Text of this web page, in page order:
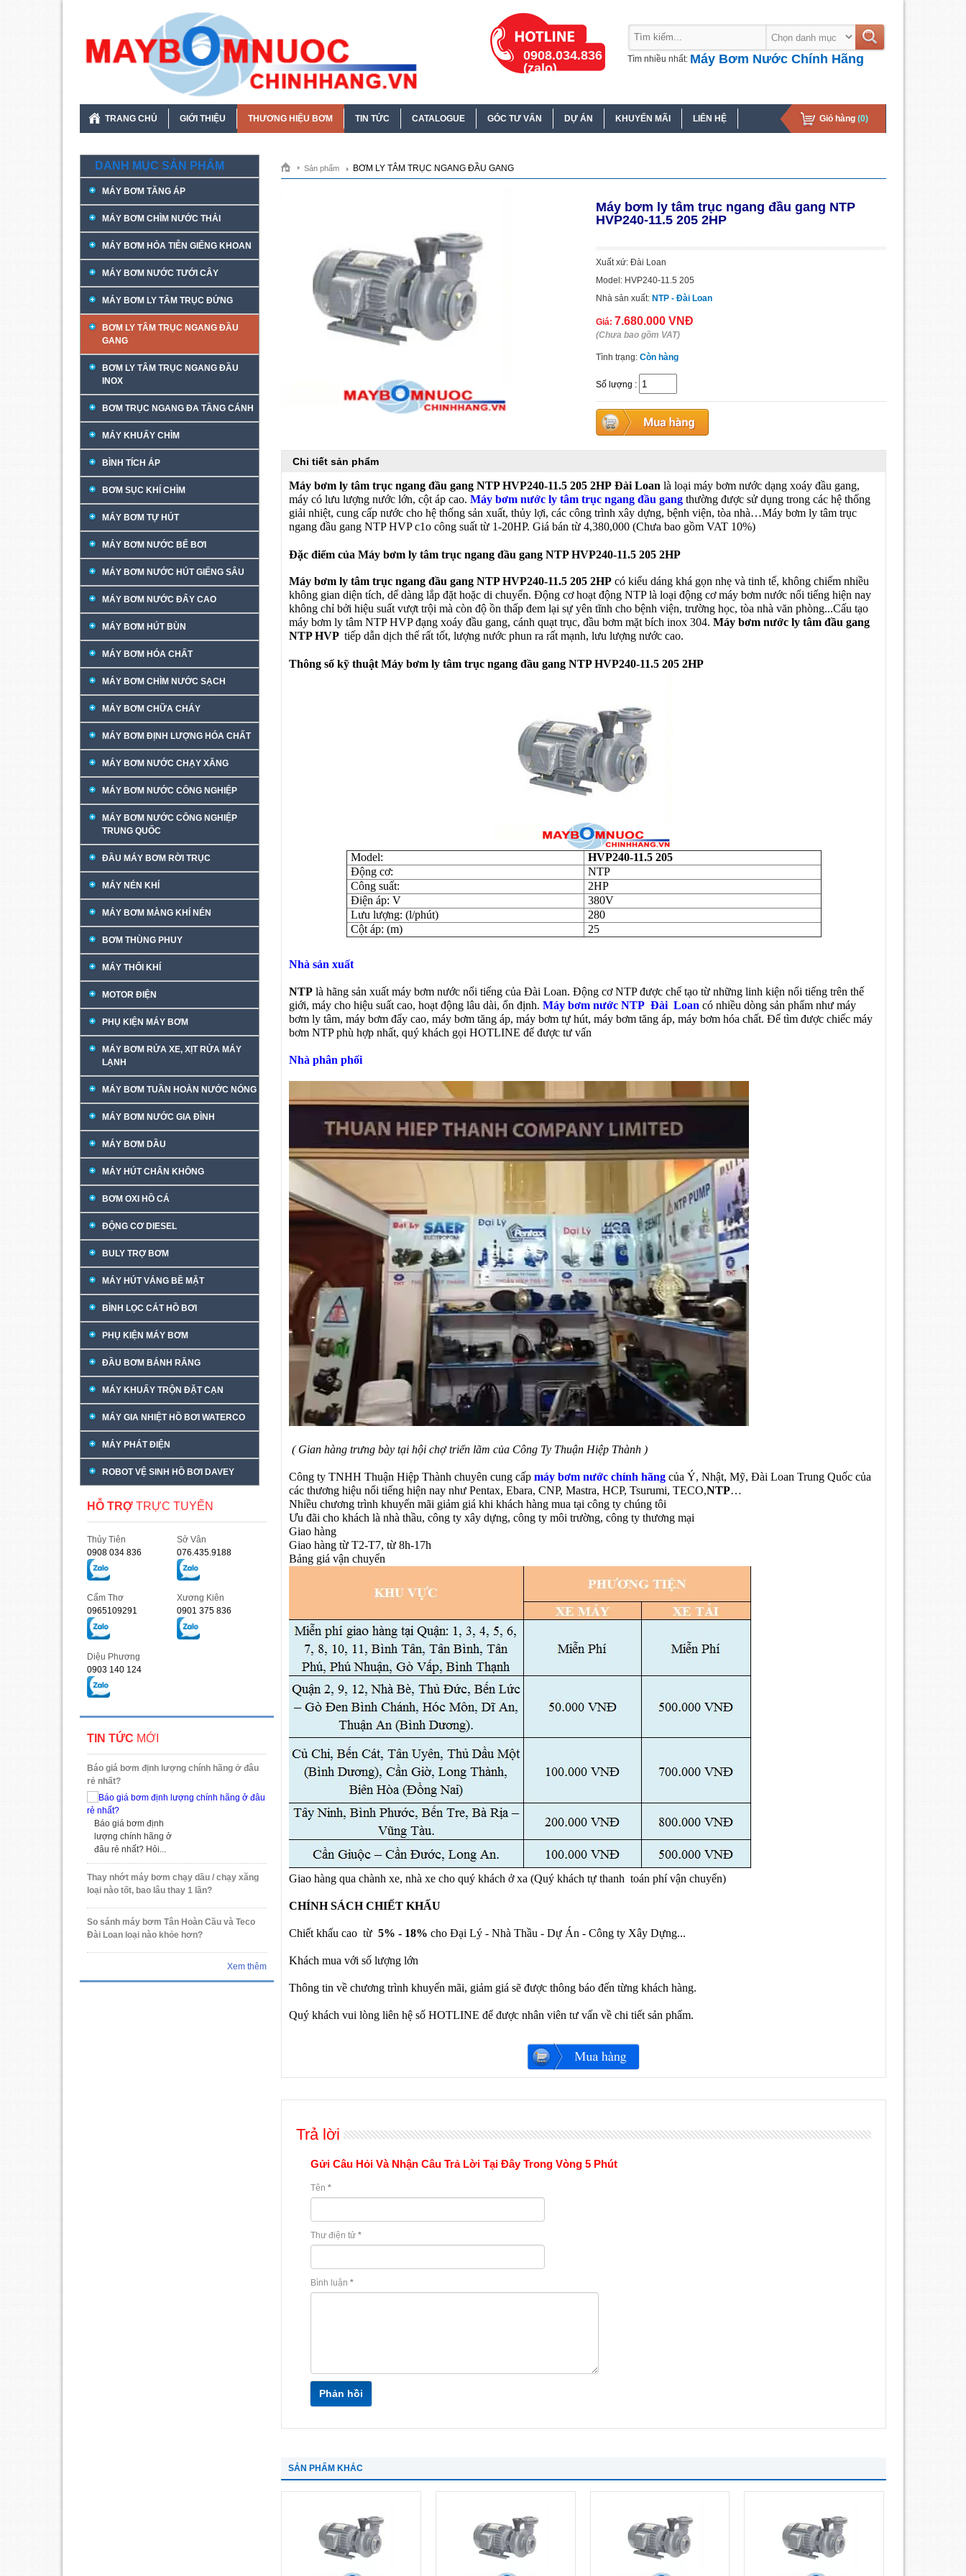
Tìm nhiều nhất: Máy Bơm Nước Chính Hãng
0908.034.836
(zalo)
TRANG CHỦ GIỚI THIỆU THƯƠNG HIỆU BƠM TIN TỨC CATALOGUE GÓC TƯ VẤN DỰ ÁN KHUYẾN MÃI LIÊN HỆ Giỏ hàng (0)
DANH MỤC SẢN PHẨM
MÁY BƠM TĂNG ÁP
MÁY BƠM CHÌM NƯỚC THẢI
MÁY BƠM HỎA TIỄN GIẾNG KHOAN
MÁY BƠM NƯỚC TƯỚI CÂY
MÁY BƠM LY TÂM TRỤC ĐỨNG
BƠM LY TÂM TRỤC NGANG ĐẦU
GANG
BƠM LY TÂM TRỤC NGANG ĐẦU
INOX
BƠM TRỤC NGANG ĐA TẦNG CÁNH
MÁY KHUẤY CHÌM
BÌNH TÍCH ÁP
BƠM SỤC KHÍ CHÌM
MÁY BƠM TỰ HÚT
MÁY BƠM NƯỚC BỂ BƠI
MÁY BƠM NƯỚC HÚT GIẾNG SÂU
MÁY BƠM NƯỚC ĐẨY CAO
MÁY BƠM HÚT BÙN
MÁY BƠM HÓA CHẤT
MÁY BƠM CHÌM NƯỚC SẠCH
MÁY BƠM CHỮA CHÁY
MÁY BƠM ĐỊNH LƯỢNG HÓA CHẤT
MÁY BƠM NƯỚC CHẠY XĂNG
MÁY BƠM NƯỚC CÔNG NGHIỆP
MÁY BƠM NƯỚC CÔNG NGHIỆP
TRUNG QUỐC
ĐẦU MÁY BƠM RỜI TRỤC
MÁY NÉN KHÍ
MÁY BƠM MÀNG KHÍ NÉN
BƠM THÙNG PHUY
MÁY THỔI KHÍ
MOTOR ĐIỆN
PHỤ KIỆN MÁY BƠM
MÁY BƠM RỬA XE, XỊT RỬA MÁY
LẠNH
MÁY BƠM TUẦN HOÀN NƯỚC NÓNG
MÁY BƠM NƯỚC GIA ĐÌNH
MÁY BƠM DẦU
MÁY HÚT CHÂN KHÔNG
BƠM OXI HỒ CÁ
ĐỘNG CƠ DIESEL
BULY TRỢ BƠM
MÁY HÚT VÁNG BỀ MẶT
BÌNH LỌC CÁT HỒ BƠI
PHỤ KIỆN MÁY BƠM
ĐẦU BƠM BÁNH RĂNG
MÁY KHUẤY TRỘN ĐẶT CẠN
MÁY GIA NHIỆT HỒ BƠI WATERCO
MÁY PHÁT ĐIỆN
ROBOT VỆ SINH HỒ BƠI DAVEY
HỖ TRỢ TRỰC TUYẾN
Thủy Tiên
0908 034 836
Sở Vân
076.435.9188
Cẩm Thơ
0965109291
Xương Kiên
0901 375 836
Diệu Phương
0903 140 124
TIN TỨC MỚI
Báo giá bơm định lượng chính hãng ở đâu
rẻ nhất?
Báo giá bơm định
lượng chính hãng ở
đâu rẻ nhất? Hỏi...
Thay nhớt máy bơm chạy dầu / chạy xăng
loại nào tốt, bao lâu thay 1 lần?
So sánh máy bơm Tân Hoàn Cầu và Teco
Đài Loan loại nào khỏe hơn?
Xem thêm
Sản phẩm BƠM LY TÂM TRỤC NGANG ĐẦU GANG
Máy bơm ly tâm trục ngang đầu gang NTP
HVP240-11.5 205 2HP
Xuất xứ: Đài Loan
Model: HVP240-11.5 205
Nhà sản xuất: NTP - Đài Loan
Giá: 7.680.000 VNĐ
(Chưa bao gồm VAT)
Tình trạng: Còn hàng
Số lượng :
Chi tiết sản phẩm
Máy bơm ly tâm trục ngang đầu gang NTP HVP240-11.5 205 2HP Đài Loan là loại máy bơm nước dạng xoáy đầu gang,
máy có lưu lượng nước lớn, cột áp cao. Máy bơm nước ly tâm trục ngang đầu gang thường được sử dụng trong các hệ thống
giải nhiệt, cung cấp nước cho hệ thống sản xuất, thủy lợi, các công trình xây dựng, bệnh viện, tòa nhà…Máy bơm ly tâm trục
ngang đầu gang NTP HVP c1o công suất từ 1-20HP. Giá bán từ 4,380,000 (Chưa bao gồm VAT 10%)
Đặc điểm của Máy bơm ly tâm trục ngang đầu gang NTP HVP240-11.5 205 2HP
Máy bơm ly tâm trục ngang đầu gang NTP HVP240-11.5 205 2HP có kiểu dáng khá gọn nhẹ và tinh tế, không chiếm nhiều
không gian diện tích, dể dàng lắp đặt hoặc di chuyển. Động cơ hoạt động NTP là loại động cơ máy bơm nước nổi tiếng hiện nay
không chỉ bởi hiệu suất vượt trội mà còn độ ồn thấp đem lại sự yên tĩnh cho bệnh viện, trường học, tòa nhà văn phòng...Cấu tạo
máy bơm ly tâm NTP HVP đạng xoáy đầu gang, cánh quạt trục, đầu bơm mặt bích inox 304. Máy bơm nước ly tâm đầu gang
NTP HVP tiếp dẫn dịch thể rất tốt, lượng nước phun ra rất mạnh, lưu lượng nước cao.
Thông số kỹ thuật Máy bơm ly tâm trục ngang đầu gang NTP HVP240-11.5 205 2HP
Model:
HVP240-11.5 205
Động cơ:
NTP
Công suất:
2HP
Điện áp: V
380V
Lưu lượng: (l/phút)
280
Cột áp: (m)
25
Nhà sản xuất
NTP là hãng sản xuất máy bơm nước nổi tiếng của Đài Loan. Động cơ NTP được chế tạo từ những linh kiện nổi tiếng trên thế
giới, máy cho hiệu suất cao, hoạt động lâu dài, ổn định. Máy bơm nước NTP Đài Loan có nhiều dòng sản phẩm như máy
bơm ly tâm, máy bơm đẩy cao, máy bơm tăng áp, máy bơm tự hút, máy bơm tăng áp, máy bơm hóa chất. Để tìm được chiếc máy
bơm NTP phù hợp nhất, quý khách gọi HOTLINE để được tư vấn
Nhà phân phối
( Gian hàng trưng bày tại hội chợ triển lãm của Công Ty Thuận Hiệp Thành )
Công ty TNHH Thuận Hiệp Thành chuyên cung cấp máy bơm nước chính hãng của Ý, Nhật, Mỹ, Đài Loan Trung Quốc của
các thương hiệu nổi tiếng hiện nay như Pentax, Ebara, CNP, Mastra, HCP, Tsurumi, TECO,NTP…
Nhiều chương trình khuyến mãi giảm giá khi khách hàng mua tại công ty chúng tôi
Ưu đãi cho khách là nhà thầu, công ty xây dựng, công ty môi trường, công ty thương mại
Giao hàng
Giao hàng từ T2-T7, từ 8h-17h
Bảng giá vận chuyển
Giao hàng qua chành xe, nhà xe cho quý khách ở xa (Quý khách tự thanh toán phí vận chuyển)
CHÍNH SÁCH CHIẾT KHẤU
Chiết khấu cao từ 5% - 18% cho Đại Lý - Nhà Thầu - Dự Án - Công ty Xây Dựng...
Khách mua với số lượng lớn
Thông tin về chương trình khuyến mãi, giảm giá sẽ được thông báo đến từng khách hàng.
Quý khách vui lòng liên hệ số HOTLINE để được nhân viên tư vấn về chi tiết sản phẩm.
Trả lời
Gửi Câu Hỏi Và Nhận Câu Trả Lời Tại Đây Trong Vòng 5 Phút
Tên *
Thư điện tử *
Bình luận *
Phản hồi
SẢN PHẨM KHÁC